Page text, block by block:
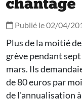
chantage
Publié le 02/04/
Plus de la moitié
grève pendant
mars. Ils
de 80 euros par
de l'annualisation